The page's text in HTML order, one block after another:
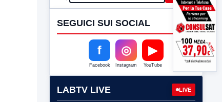
SEGUICI SUI SOCIAL
f
Facebook
◎
Instagram
▶
YouTube
LABTV LIVE LIVE